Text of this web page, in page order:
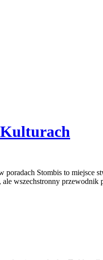
Stombis to miejsce
wszechstronny przewodnik